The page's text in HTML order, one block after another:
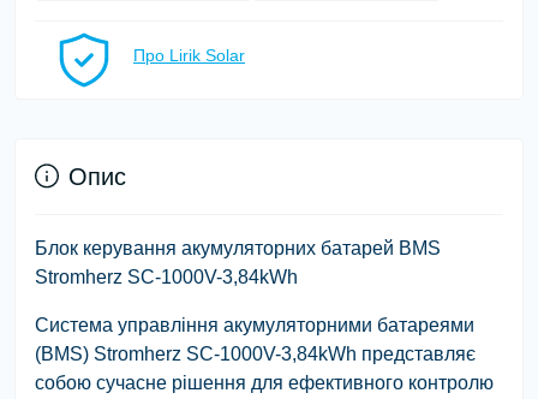
Про Lirik Solar
Опис
Блок керування акумуляторних батарей BMS
Stromherz SС-1000V-3,84kWh
Система управління акумуляторними батареями
(BMS) Stromherz SC-1000V-3,84kWh представляє
собою сучасне рішення для ефективного контролю